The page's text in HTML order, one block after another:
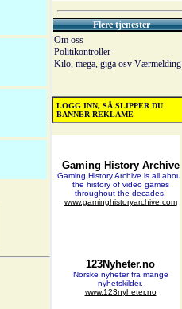
Flere tjenester
Om oss
Politikontroller
Kilo, mega, giga osv Værmelding
LOGG INN, SÅ SLIPPER DU
BANNER-REKLAME